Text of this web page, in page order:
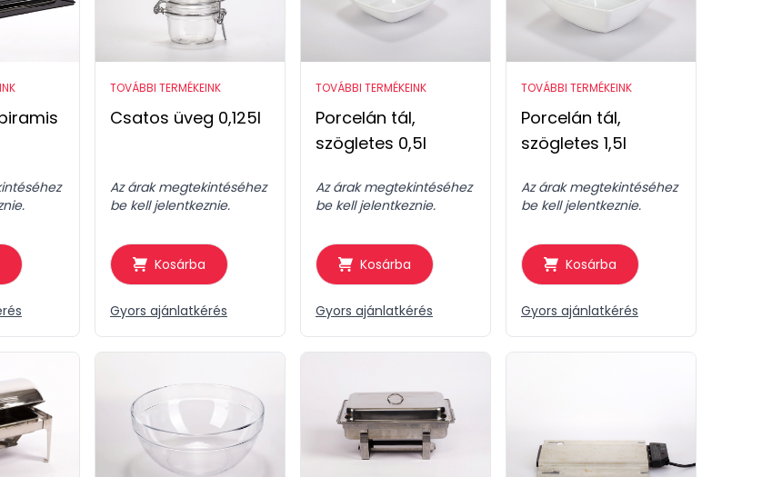
TOVÁBBI TERMÉKEINK
Csatos üveg 0,125l
Az árak megtekintéséhez
be kell jelentkeznie.
Kosárba
Gyors ajánlatkérés
TOVÁBBI TERMÉKEINK
Porcelán tál,
szögletes 0,5l
Az árak megtekintéséhez
be kell jelentkeznie.
Kosárba
Gyors ajánlatkérés
TOVÁBBI TERMÉKEINK
Porcelán tál,
szögletes 1,5l
Az árak megtekintéséhez
be kell jelentkeznie.
Kosárba
Gyors ajánlatkérés